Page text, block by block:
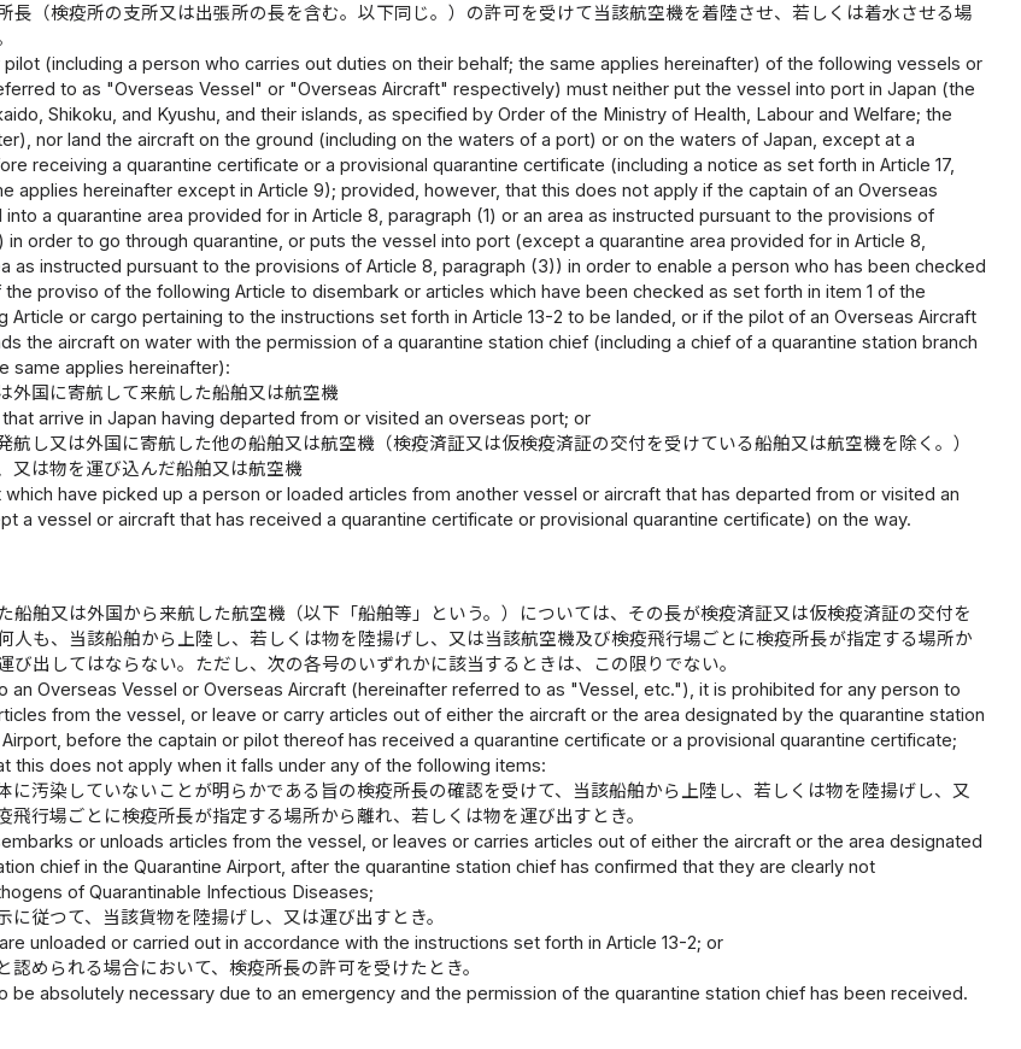
長（検疫所の支所又は出張所の長を含む。以下同じ。）の許可を受けて当該航空機を着陸させ、若しくは着水させる場
pilot (including a person who carries out duties on their behalf; the same applies hereinafter) of the following vessels or
to as "Overseas Vessel" or "Overseas Aircraft" respectively) must neither put the vessel into port in Japan (the
Shikoku, and Kyushu, and their islands, as specified by Order of the Ministry of Health, Labour and Welfare; the
nor land the aircraft on the ground (including on the waters of a port) or on the waters of Japan, except at a
receiving a quarantine certificate or a provisional quarantine certificate (including a notice as set forth in Article 17,
applies hereinafter except in Article 9); provided, however, that this does not apply if the captain of an Overseas
a quarantine area provided for in Article 8, paragraph (1) or an area as instructed pursuant to the provisions of
in order to go through quarantine, or puts the vessel into port (except a quarantine area provided for in Article 8,
as instructed pursuant to the provisions of Article 8, paragraph (3)) in order to enable a person who has been checked
the proviso of the following Article to disembark or articles which have been checked as set forth in item 1 of the
Article or cargo pertaining to the instructions set forth in Article 13-2 to be landed, or if the pilot of an Overseas Aircraft
the aircraft on water with the permission of a quarantine station chief (including a chief of a quarantine station branch
same applies hereinafter):
外国に寄航して来航した船舶又は航空機
arrive in Japan having departed from or visited an overseas port; or
航し又は外国に寄航した他の船舶又は航空機（検疫済証又は仮検疫済証の交付を受けている船舶又は航空機を除く。）
又は物を運び込んだ船舶又は航空機
have picked up a person or loaded articles from another vessel or aircraft that has departed from or visited an
a vessel or aircraft that has received a quarantine certificate or provisional quarantine certificate) on the way.
船舶又は外国から来航した航空機（以下「船舶等」という。）については、その長が検疫済証又は仮検疫済証の交付を
人も、当該船舶から上陸し、若しくは物を陸揚げし、又は当該航空機及び検疫飛行場ごとに検疫所長が指定する場所か
び出してはならない。ただし、次の各号のいずれかに該当するときは、この限りでない。
an Overseas Vessel or Overseas Aircraft (hereinafter referred to as "Vessel, etc."), it is prohibited for any person to
from the vessel, or leave or carry articles out of either the aircraft or the area designated by the quarantine station
before the captain or pilot thereof has received a quarantine certificate or a provisional quarantine certificate;
this does not apply when it falls under any of the following items:
に汚染していないことが明らかである旨の検疫所長の確認を受けて、当該船舶から上陸し、若しくは物を陸揚げし、又
飛行場ごとに検疫所長が指定する場所から離れ、若しくは物を運び出すとき。
or unloads articles from the vessel, or leaves or carries articles out of either the aircraft or the area designated
chief in the Quarantine Airport, after the quarantine station chief has confirmed that they are clearly not
of Quarantinable Infectious Diseases;
に従つて、当該貨物を陸揚げし、又は運び出すとき。
unloaded or carried out in accordance with the instructions set forth in Article 13-2; or
認められる場合において、検疫所長の許可を受けたとき。
be absolutely necessary due to an emergency and the permission of the quarantine station chief has been received.